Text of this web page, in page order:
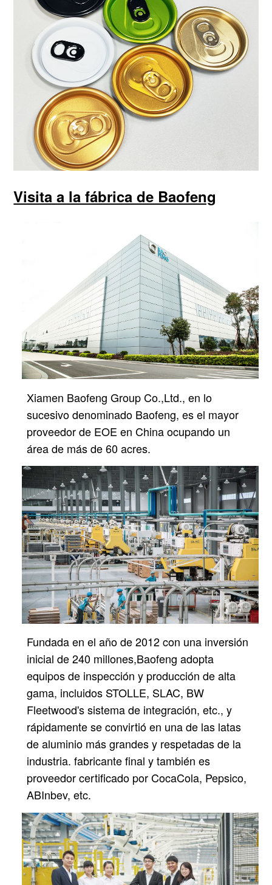
Visita a la fábrica de Baofeng
Xiamen Baofeng Group Co.,Ltd., en lo
sucesivo denominado Baofeng, es el mayor
proveedor de EOE en Chinaocupando un
área de más de 60 acres.
Fundada en el año de 2012 con una inversión
inicial de 240 millones,Baofeng adopta
equipos de inspección y producción de alta
gama, incluidos STOLLE, SLAC, BW
Fleetwood'ssistema de integración, etc., y
rápidamente se convirtió en una de las latas
de aluminio más grandes y respetadas de la
industria.fabricante final y también es
proveedor certificado por CocaCola, Pepsico,
ABInbev, etc.